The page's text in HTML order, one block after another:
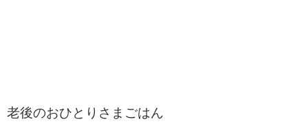
老後のおひとりさまごはん